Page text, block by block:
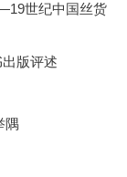
世纪中国丝货
版评述
隅